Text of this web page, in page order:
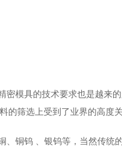
密模具的技术要求也是越来
的筛选上受到了业界的高度关
铜钨 、银钨等，当然传统